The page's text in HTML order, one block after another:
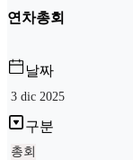
연차총회
날짜
3 dic 2025
구분
총회